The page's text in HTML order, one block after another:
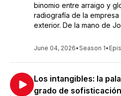
binomio entre arraigo y
radiografía de la
exterior. De la mano de
June 04, 2026•Season 1•
Los intangibles: la
grado de